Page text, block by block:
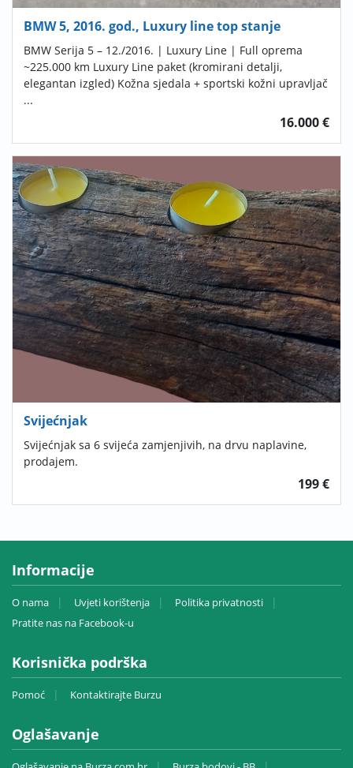
BMW 5, 2016. god., Luxury line top stanje
BMW Serija 5 – 12./2016. | Luxury Line | Full oprema
~225.000 km Luxury Line paket (kromirani detalji,
elegantan izgled) Kožna sjedala + sportski kožni upravljač
...
16.000 €
Svijećnjak
Svijećnjak sa 6 svijeća zamjenjivih, na drvu naplavine,
prodajem.
199 €
Informacije
O nama Uvjeti korištenja
Politika privatnosti
Pratite nas na Facebook-u
Korisnička podrška
Pomoć Kontaktirajte Burzu
Oglašavanje